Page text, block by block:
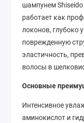
шампунем Shiseido
работает как
локонов, глубоко
поврежденную
эластичность,
волосы в
Основные
Интенсивное
аминокислот и